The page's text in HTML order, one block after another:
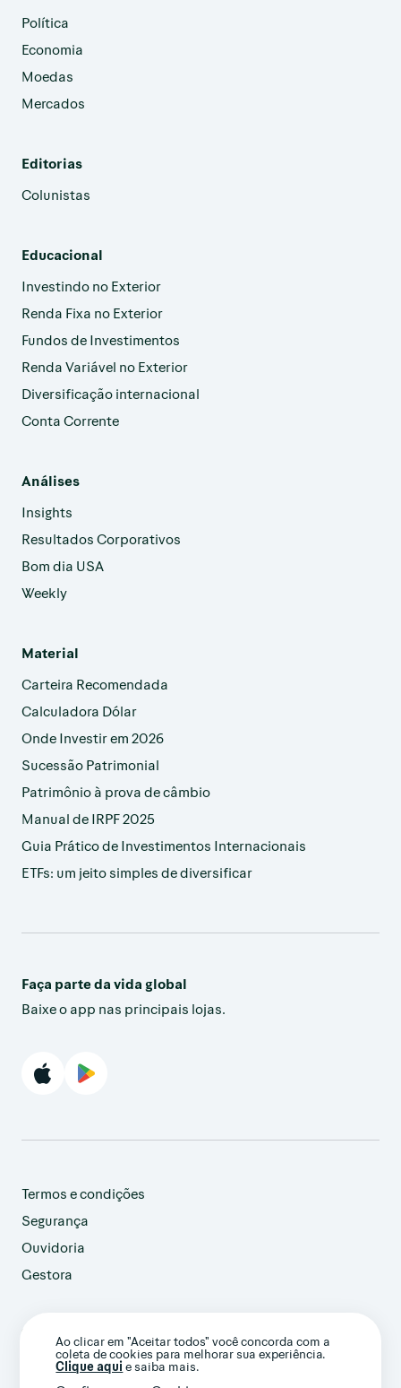
Ao clicar em "Aceitar todos" você concorda com a
coleta de cookies para melhorar sua experiência.
Clique aqui e saiba mais.
Política
Economia
Moedas
Mercados
Editorias
Colunistas
Educacional
Investindo no Exterior
Renda Fixa no Exterior
Fundos de Investimentos
Renda Variável no Exterior
Diversificação internacional
Conta Corrente
Análises
Insights
Resultados Corporativos
Bom dia USA
Weekly
Material
Carteira Recomendada
Calculadora Dólar
Onde Investir em 2026
Sucessão Patrimonial
Patrimônio à prova de câmbio
Manual de IRPF 2025
Guia Prático de Investimentos Internacionais
ETFs: um jeito simples de diversificar
Faça parte da vida global
Baixe o app nas principais lojas.
Termos e condições
Segurança
Ouvidoria
Gestora
customer@avenue.us
+1 786-220-7233
(Ligação internacional)